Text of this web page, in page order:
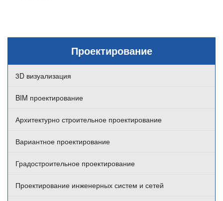
Проектирование
3D визуализация
BIM проектирование
Архитектурно строительное проектирование
Вариантное проектирование
Градостроительное проектирование
Проектирование инженерных систем и сетей